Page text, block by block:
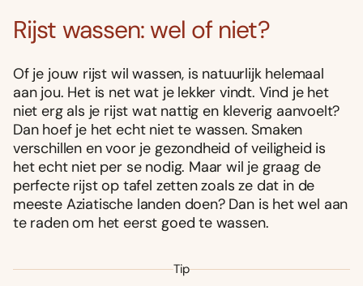
Rijst wassen: wel of niet?
Of je jouw rijst wil wassen, is natuurlijk helemaal
aan jou. Het is net wat je lekker vindt. Vind je het
niet erg als je rijst wat nattig en kleverig aanvoelt?
Dan hoef je het echt niet te wassen. Smaken
verschillen en voor je gezondheid of veiligheid is
het echt niet per se nodig. Maar wil je graag de
perfecte rijst op tafel zetten zoals ze dat in de
meeste Aziatische landen doen? Dan is het wel aan
te raden om het eerst goed te wassen.
Tip